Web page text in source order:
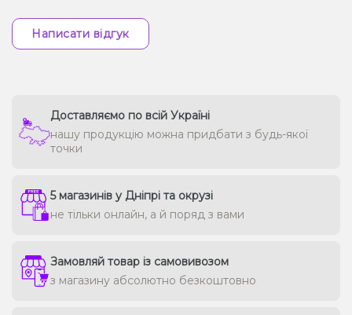
Написати відгук
Доставляємо по всій Україні
нашу продукцію можна придбати з будь-якої
точки
5 магазинів у Дніпрі та окрузі
не тільки онлайн, а й поряд з вами
Замовляй товар із самовивозом
з магазину абсолютно безкоштовно